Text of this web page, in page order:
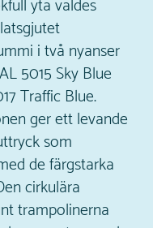
yta valdes
i två nyanser
5015 Sky Blue
Traffic Blue.
ger ett levande
som
de färgstarka
cirkulära
trampolinerna